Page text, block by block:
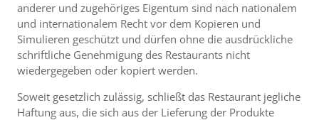
anderer und zugehöriges Eigentum sind nach nationalem
und internationalem Recht vor dem Kopieren und
Simulieren geschützt und dürfen ohne die ausdrückliche
schriftliche Genehmigung des Restaurants nicht
wiedergegeben oder kopiert werden.
Soweit gesetzlich zulässig, schließt das Restaurant jegliche
Haftung aus, die sich aus der Lieferung der Produkte